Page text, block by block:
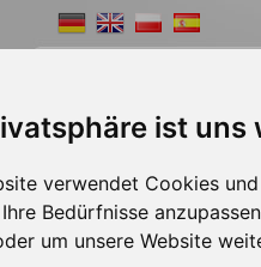
ist uns
verwendet Cookies
Bedürfnisse
um unsere Website
Shopsystem
Home >> Solutions